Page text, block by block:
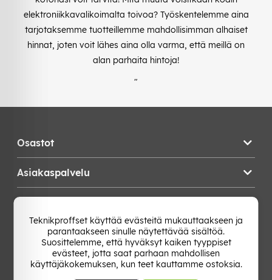
elektroniikkavalikoimalta toivoa? Työskentelemme aina
tarjotaksemme tuotteillemme mahdollisimman alhaiset
hinnat, joten voit lähes aina olla varma, että meillä on
alan parhaita hintoja!
"
Osastot
Asiakaspalvelu
Vaihda Maa
Teknikproffset käyttää evästeitä mukauttaakseen ja
parantaakseen sinulle näytettävää sisältöä.
Suosittelemme, että hyväksyt kaiken tyyppiset
evästeet, jotta saat parhaan mahdollisen
käyttäjäkokemuksen, kun teet kauttamme ostoksia.